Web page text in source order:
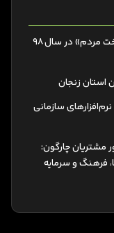
برگزاری دومین کارگاه پیشرفته «هنر شناخت مردم» در سال 98
استان زنجان
سازمانی
مشتریان چارگون:
فرهنگ و سرمایه